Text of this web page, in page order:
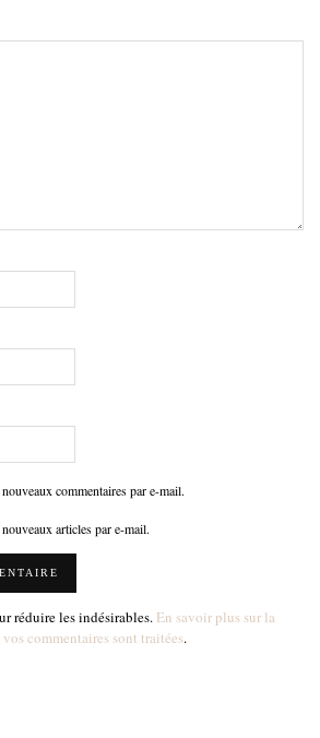
commentaires par e-mail.
articles par e-mail.
réduire les indésirables. En savoir plus sur la
commentaires sont traitées.